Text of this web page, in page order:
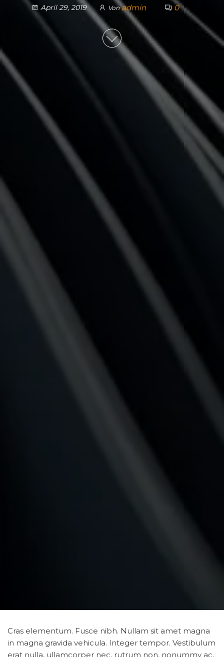
April 29, 2019 Von admin 0
Cras elementum. Fusce nibh. Nullam sit amet magna
in magna gravida vehicula. Integer tempor. Vestibulum
erat nulla, ullamcorper nec, rutrum non, nonummy ac,